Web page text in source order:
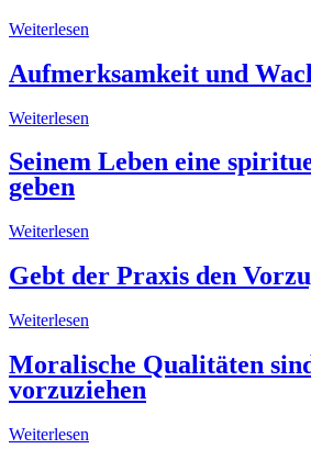
Weiterlesen
Aufmerksamkeit und
Weiterlesen
Seinem Leben eine
geben
Weiterlesen
Gebt der Praxis den
Weiterlesen
Moralische Qualitäten
vorzuziehen
Weiterlesen